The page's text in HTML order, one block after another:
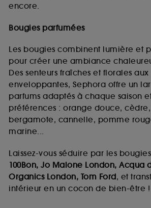
encore.
Bougies parfumées
Les bougies combinent lumière et
pour créer une ambiance
Des senteurs fraîches et florales
enveloppantes, Sephora offre un
parfums adaptés à chaque saison
préférences : orange douce,
bergamote, cannelle, pomme
marine...
Laissez-vous séduire par les
100Bon, Jo Malone London, Acqua
Organics London, Tom Ford, et
intérieur en un cocon de bien-être !